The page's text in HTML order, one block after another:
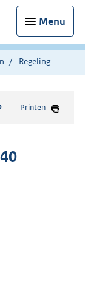
Menu
Regeling
Printen